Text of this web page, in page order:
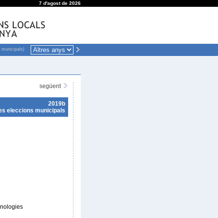
7 d'agost de 2026
municipals)
següent
2019b
eleccions municipals